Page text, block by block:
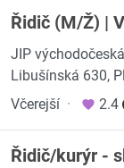
Řidič (M/Ž) |
JIP
Libušínská 630,
Včerejší · 2.4
Řidič/kurýr -